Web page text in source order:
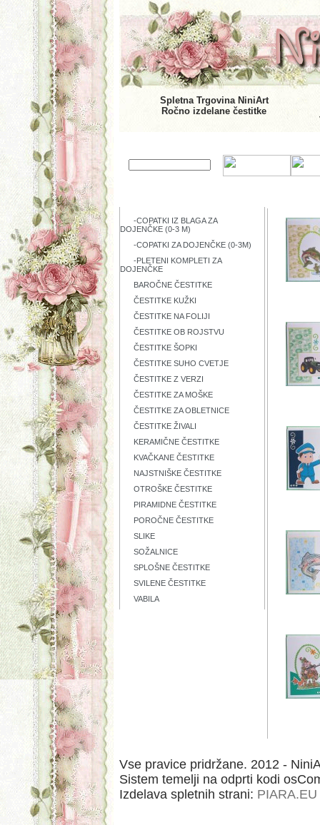
Spletna Trgovina NiniArt
Ročno izdelane čestitke
-COPATKI IZ BLAGA ZA
DOJENČKE (0-3 M)
-COPATKI ZA DOJENČKE (0-3M)
-PLETENI KOMPLETI ZA
DOJENČKE
BAROČNE ČESTITKE
ČESTITKE KUŽKI
ČESTITKE NA FOLIJI
ČESTITKE OB ROJSTVU
ČESTITKE ŠOPKI
ČESTITKE SUHO CVETJE
ČESTITKE Z VERZI
ČESTITKE ZA MOŠKE
ČESTITKE ZA OBLETNICE
ČESTITKE ŽIVALI
KERAMIČNE ČESTITKE
KVAČKANE ČESTITKE
NAJSTNIŠKE ČESTITKE
OTROŠKE ČESTITKE
PIRAMIDNE ČESTITKE
POROČNE ČESTITKE
SLIKE
SOŽALNICE
SPLOŠNE ČESTITKE
SVILENE ČESTITKE
VABILA
Vse pravice pridržane. 2012 -
Sistem temelji na odprti kodi
Izdelava spletnih strani: PIARA.EU